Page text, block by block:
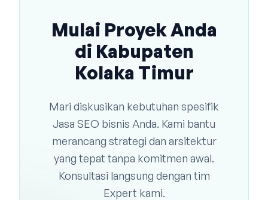
Mulai Proyek Anda
di Kabupaten
Kolaka Timur
Mari diskusikan kebutuhan spesifik
Jasa SEO bisnis Anda. Kami bantu
merancang strategi dan arsitektur
yang tepat tanpa komitmen awal.
Konsultasi langsung dengan tim
Expert kami.